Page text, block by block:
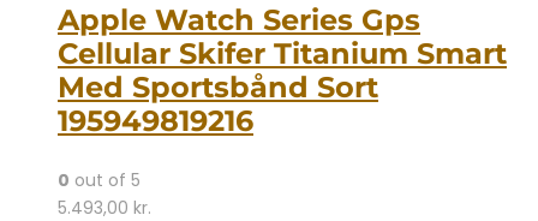
Apple Watch Series Gps
Cellular Skifer Titanium Smart
Med Sportsbånd Sort
195949819216
0 out of 5
5.493,00 kr.